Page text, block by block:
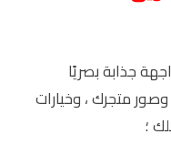
جذابة بصريًا
متجرك ، وخيارات
؛